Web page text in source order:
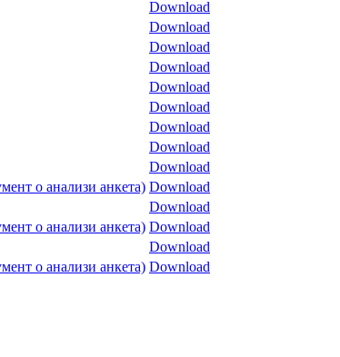
Download
Download
Download
Download
Download
Download
Download
Download
Download
о анализи анкета) Download
Download
о анализи анкета) Download
Download
о анализи анкета) Download